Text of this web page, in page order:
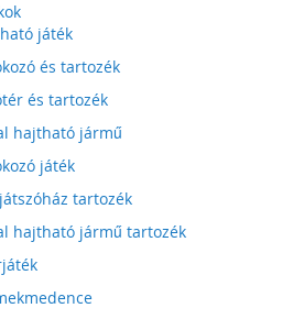
játék
és tartozék
és tartozék
hajtható jármű
játék
tartozék
hajtható jármű tartozék